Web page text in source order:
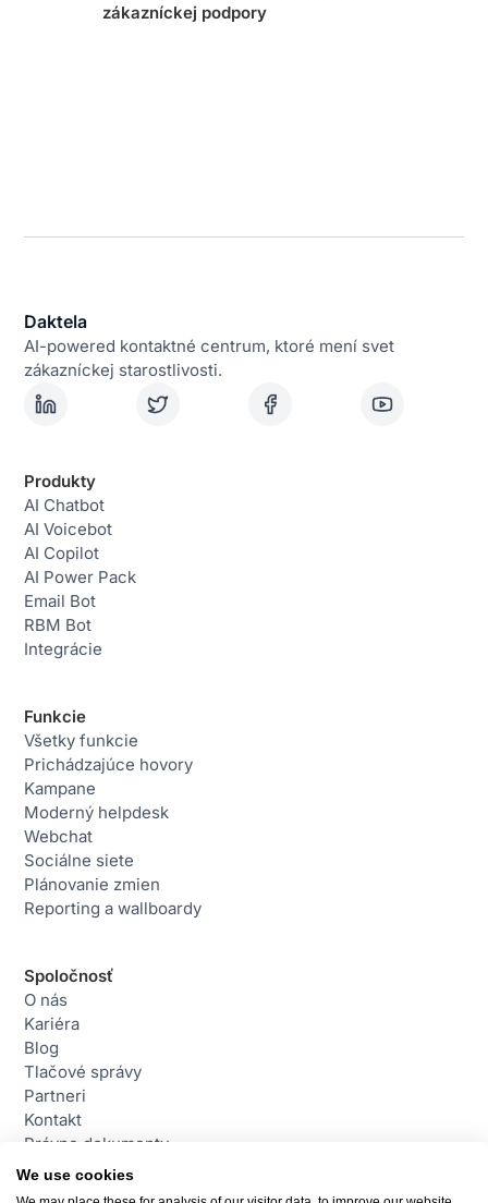
zákazníckej podpory
Daktela
AI-powered kontaktné centrum, ktoré mení svet
zákazníckej starostlivosti.
Produkty
AI Chatbot
AI Voicebot
AI Copilot
AI Power Pack
Email Bot
RBM Bot
Integrácie
Funkcie
Všetky funkcie
Prichádzajúce hovory
Kampane
Moderný helpdesk
Webchat
Sociálne siete
Plánovanie zmien
Reporting a wallboardy
Spoločnosť
O nás
Kariéra
Blog
Tlačové správy
Partneri
Kontakt
Právne dokumenty
We use cookies